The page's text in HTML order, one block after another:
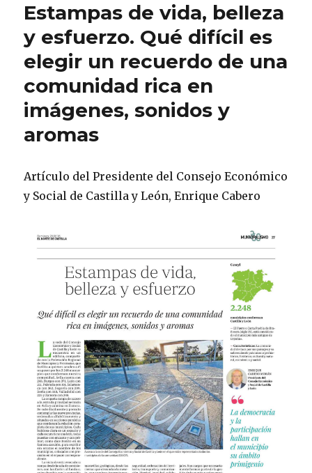
Estampas de vida, belleza
y esfuerzo. Qué difícil es
elegir un recuerdo de una
comunidad rica en
imágenes, sonidos y
aromas
Artículo del Presidente del Consejo Económico
y Social de Castilla y León, Enrique Cabero